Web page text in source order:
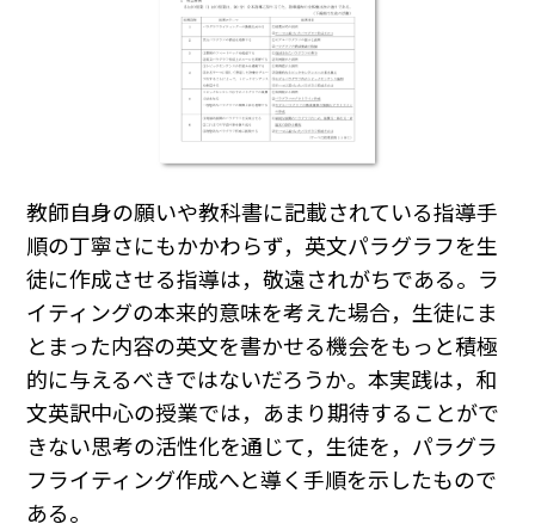
教師自身の願いや教科書に記載されている指導手
順の丁寧さにもかかわらず，英文パラグラフを生
徒に作成させる指導は，敬遠されがちである。ラ
イティングの本来的意味を考えた場合，生徒にま
とまった内容の英文を書かせる機会をもっと積極
的に与えるべきではないだろうか。本実践は，和
文英訳中心の授業では，あまり期待することがで
きない思考の活性化を通じて，生徒を，パラグラ
フライティング作成へと導く手順を示したもので
ある。